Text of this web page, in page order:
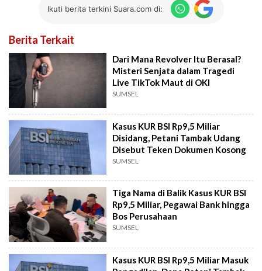
Ikuti berita terkini Suara.com di:
Berita Terkait
Dari Mana Revolver Itu Berasal?
Misteri Senjata dalam Tragedi
Live TikTok Maut di OKI
SUMSEL
Kasus KUR BSI Rp9,5 Miliar
Disidang, Petani Tambak Udang
Disebut Teken Dokumen Kosong
SUMSEL
Tiga Nama di Balik Kasus KUR BSI
Rp9,5 Miliar, Pegawai Bank hingga
Bos Perusahaan
SUMSEL
Kasus KUR BSI Rp9,5 Miliar Masuk